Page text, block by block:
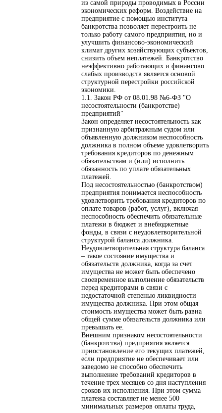
из самой природы проводимых в России
экономических реформ. Воздействие на
предприятие с помощью института
банкротства позволяет перестроить не
только работу самого предприятия, но и
улучшить финансово-экономический
климат других хозяйствующих субъектов,
снизить объем неплатежей. Банкротство
неэффективно работающих и финансово
слабых производств является основой
структурной перестройки российской
экономики.
1.1. Закон РФ от 08.01.98 №6-ФЗ "О
несостоятельности (банкротстве)
предприятий"
Закон определяет несостоятельность как
признанную арбитражным судом или
объявленную должником неспособность
должника в полном объеме удовлетворить
требования кредиторов по денежным
обязательствам и (или) исполнить
обязанность по уплате обязательных
платежей.
Под несостоятельностью (банкротством)
предприятия понимается неспособность
удовлетворить требования кредиторов по
оплате товаров (работ, услуг), включая
неспособность обеспечить обязательные
платежи в бюджет и внебюджетные
фонды, в связи с неудовлетворительной
структурой баланса должника.
Неудовлетворительная структура баланса
– такое состояние имущества и
обязательств должника, когда за счет
имущества не может быть обеспечено
своевременное выполнение обязательств
перед кредиторами в связи с
недостаточной степенью ликвидности
имущества должника. При этом общая
стоимость имущества может быть равна
общей сумме обязательств должника или
превышать ее.
Внешним признаком несостоятельности
(банкротства) предприятия является
приостановление его текущих платежей,
если предприятие не обеспечивает или
заведомо не способно обеспечить
выполнение требований кредиторов в
течение трех месяцев со дня наступления
сроков их исполнения. При этом сумма
платежа составляет не менее 500
минимальных размеров оплаты труда,